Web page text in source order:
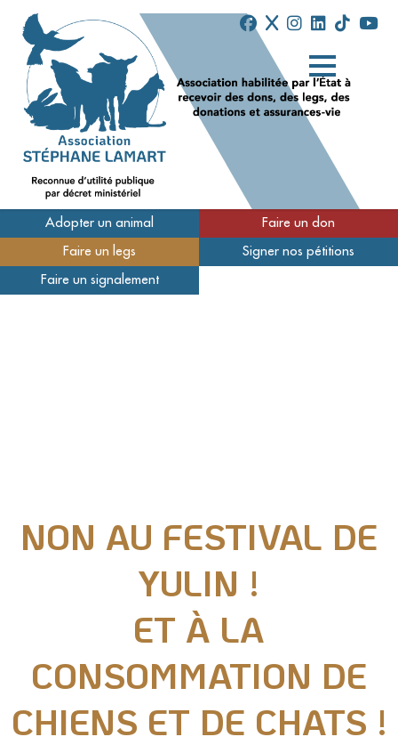
Qui sommes-nous
Nos refuges
Familles d'accueil
Délégué(é) en communication
Matériel militant
Adopter un animal Faire un don
Faire un legs Signer nos pétitions
Faire un signalement
NON AU FESTIVAL DE
YULIN !
ET À LA
CONSOMMATION DE
CHIENS ET DE CHATS !